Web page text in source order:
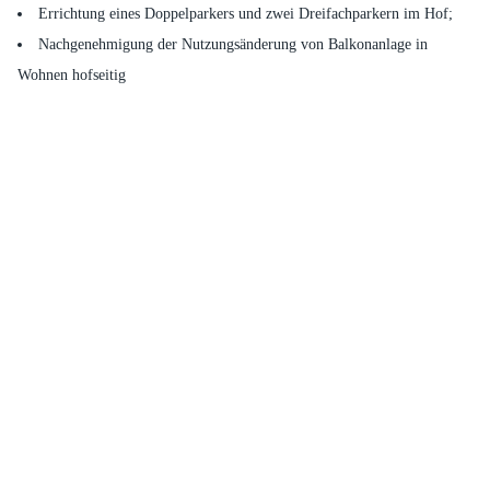
Errichtung eines Doppelparkers und zwei Dreifachparkern im Hof;
Nachgenehmigung der Nutzungsänderung von Balkonanlage in
Wohnen hofseitig